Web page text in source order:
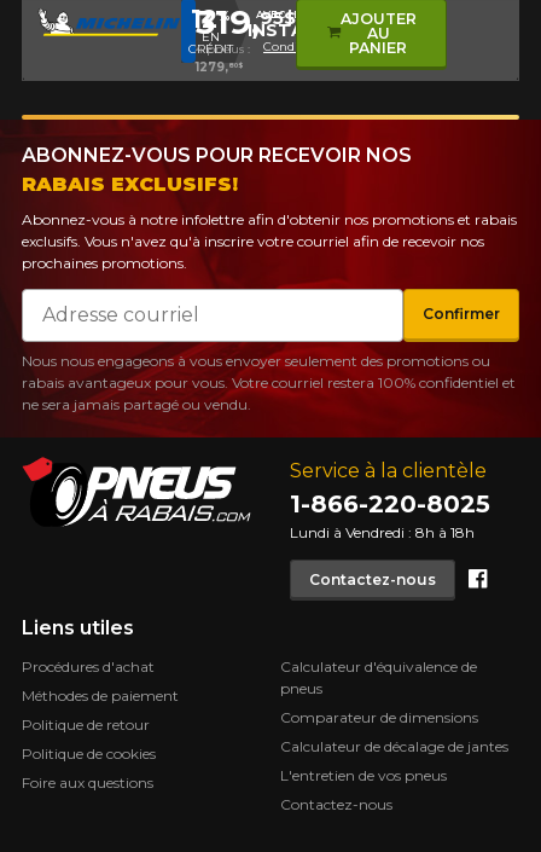
12%
EN
CRÉDIT
AVEC LE CODE
INSTALL12
Conditions
319,95$
4 pneus :
1279,80$
AJOUTER
AU
PANIER
Service à la clientèle
1-866-220-8025
Lundi à Vendredi : 8h à 18h
Contactez-nous
Liens utiles
Procédures d'achat
Méthodes de paiement
Politique de retour
Politique de cookies
Foire aux questions
Calculateur d'équivalence de
pneus
Comparateur de dimensions
Calculateur de décalage de jantes
L'entretien de vos pneus
Contactez-nous
ABONNEZ-VOUS POUR RECEVOIR NOS
RABAIS EXCLUSIFS!
Abonnez-vous à notre infolettre afin d'obtenir nos promotions et rabais
exclusifs. Vous n'avez qu'à inscrire votre courriel afin de recevoir nos
prochaines promotions.
Courriel
Confirmer
Nous nous engageons à vous envoyer seulement des promotions ou
rabais avantageux pour vous. Votre courriel restera 100% confidentiel et
ne sera jamais partagé ou vendu.